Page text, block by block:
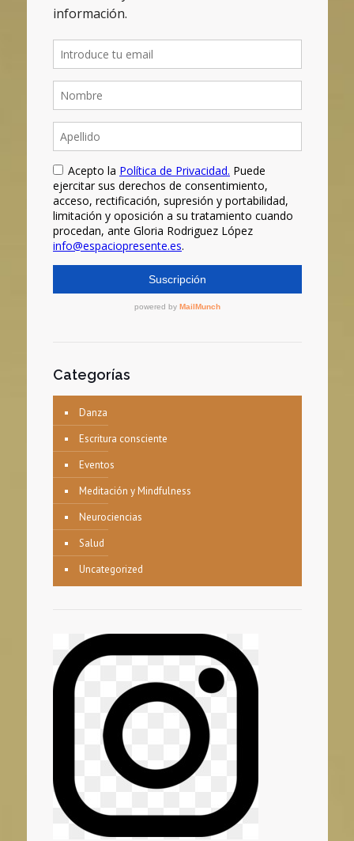
Categorías
Danza
Escritura consciente
Eventos
Meditación y Mindfulness
Neurociencias
Salud
Uncategorized